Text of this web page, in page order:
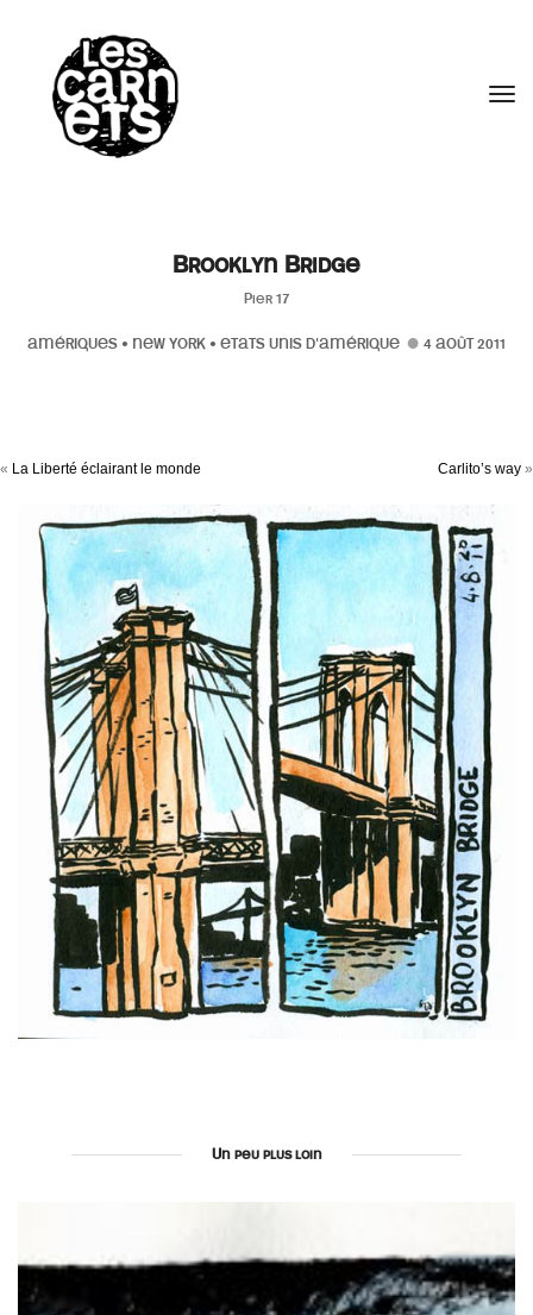
Brooklyn Bridge
Pier 17
AMÉRIQUES • NEW YORK • ETATS UNIS D'AMÉRIQUE 4 AOÛT 2011
« La Liberté éclairant le monde Carlito’s way »
Un peu plus loin